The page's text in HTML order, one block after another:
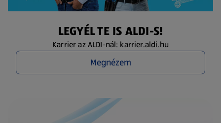
LEGYÉL TE IS ALDI-S!
Karrier az ALDI-nál: karrier.aldi.hu
Megnézem